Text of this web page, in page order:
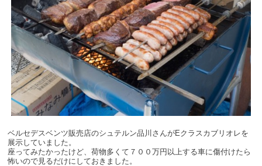
ベルセデスベンツ販売店のシュテルン品川さんがEクラスカブリオレを
展示していました。
座ってみたかったけど、荷物多くて７００万円以上する車に傷付けたら
怖いので見るだけにしておきました。